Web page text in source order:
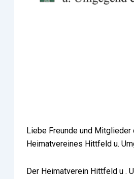
Liebe Freunde und Mitglieder
Heimatvereines Hittfeld u.
Der Heimatverein Hittfeld u .